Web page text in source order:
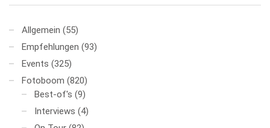
Allgemein (55)
Empfehlungen (93)
Events (325)
Fotoboom (820)
Best-of's (9)
Interviews (4)